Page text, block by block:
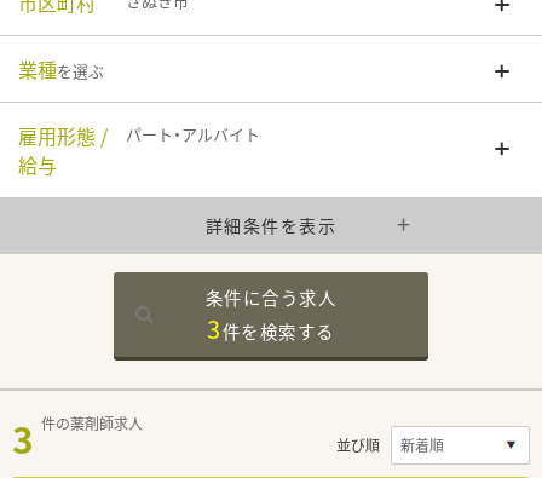
業種を選ぶ
雇用形態 /
給与
パート・アルバイト
詳細条件を表示
条件に合う求人
3件を検索する
3 件の薬剤師求人
並び順